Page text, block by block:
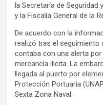
la Secretaría de Seguridad
y la Fiscalía General de la
De acuerdo con la
realizó tras el seguimiento
contaba con una alerta
mercancía ilícita. La
llegada al puerto por
Protección Portuaria
Sexta Zona Naval.